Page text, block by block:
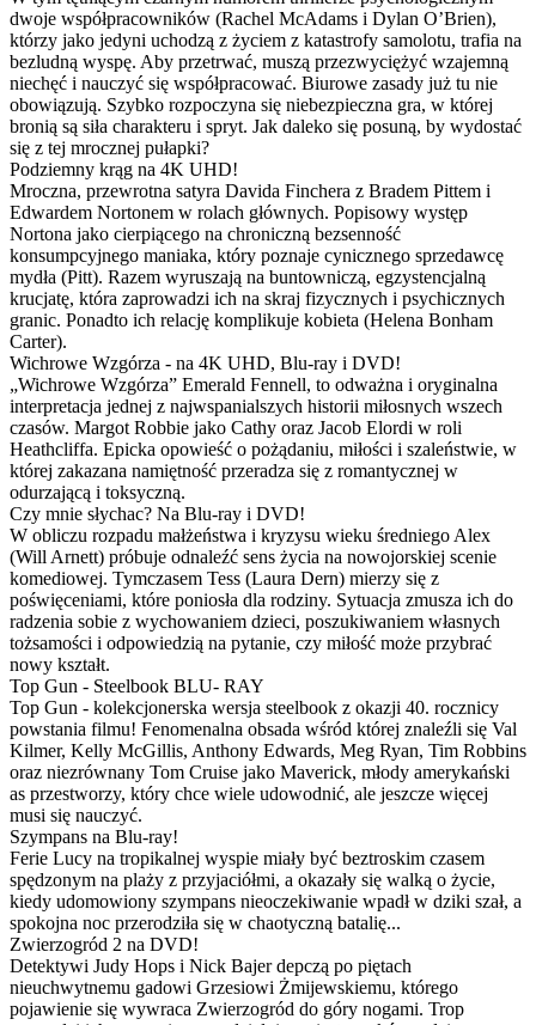
dwoje współpracowników (Rachel McAdams i Dylan O’Brien),
którzy jako jedyni uchodzą z życiem z katastrofy samolotu, trafia na
bezludną wyspę. Aby przetrwać, muszą przezwyciężyć wzajemną
niechęć i nauczyć się współpracować. Biurowe zasady już tu nie
obowiązują. Szybko rozpoczyna się niebezpieczna gra, w której
bronią są siła charakteru i spryt. Jak daleko się posuną, by wydostać
się z tej mrocznej pułapki?
Podziemny krąg na 4K UHD!
Mroczna, przewrotna satyra Davida Finchera z Bradem Pittem i
Edwardem Nortonem w rolach głównych. Popisowy występ
Nortona jako cierpiącego na chroniczną bezsenność
konsumpcyjnego maniaka, który poznaje cynicznego sprzedawcę
mydła (Pitt). Razem wyruszają na buntowniczą, egzystencjalną
krucjatę, która zaprowadzi ich na skraj fizycznych i psychicznych
granic. Ponadto ich relację komplikuje kobieta (Helena Bonham
Carter).
Wichrowe Wzgórza - na 4K UHD, Blu-ray i DVD!
„Wichrowe Wzgórza” Emerald Fennell, to odważna i oryginalna
interpretacja jednej z najwspanialszych historii miłosnych wszech
czasów. Margot Robbie jako Cathy oraz Jacob Elordi w roli
Heathcliffa. Epicka opowieść o pożądaniu, miłości i szaleństwie, w
której zakazana namiętność przeradza się z romantycznej w
odurzającą i toksyczną.
Czy mnie słychac? Na Blu-ray i DVD!
W obliczu rozpadu małżeństwa i kryzysu wieku średniego Alex
(Will Arnett) próbuje odnaleźć sens życia na nowojorskiej scenie
komediowej. Tymczasem Tess (Laura Dern) mierzy się z
poświęceniami, które poniosła dla rodziny. Sytuacja zmusza ich do
radzenia sobie z wychowaniem dzieci, poszukiwaniem własnych
tożsamości i odpowiedzią na pytanie, czy miłość może przybrać
nowy kształt.
Top Gun - Steelbook BLU- RAY
Top Gun - kolekcjonerska wersja steelbook z okazji 40. rocznicy
powstania filmu! Fenomenalna obsada wśród której znaleźli się Val
Kilmer, Kelly McGillis, Anthony Edwards, Meg Ryan, Tim Robbins
oraz niezrównany Tom Cruise jako Maverick, młody amerykański
as przestworzy, który chce wiele udowodnić, ale jeszcze więcej
musi się nauczyć.
Szympans na Blu-ray!
Ferie Lucy na tropikalnej wyspie miały być beztroskim czasem
spędzonym na plaży z przyjaciółmi, a okazały się walką o życie,
kiedy udomowiony szympans nieoczekiwanie wpadł w dziki szał, a
spokojna noc przerodziła się w chaotyczną batalię...
Zwierzogród 2 na DVD!
Detektywi Judy Hops i Nick Bajer depczą po piętach
nieuchwytnemu gadowi Grzesiowi Żmijewskiemu, którego
pojawienie się wywraca Zwierzogród do góry nogami. Trop